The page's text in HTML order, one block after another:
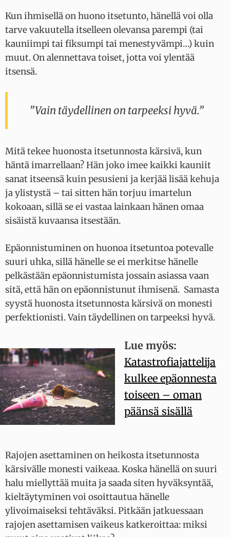
Kun ihmisellä on huono itsetunto, hänellä voi olla
tarve vakuutella itselleen olevansa parempi (tai
kauniimpi tai fiksumpi tai menestyvämpi…) kuin
muut. On alennettava toiset, jotta voi ylentää
itsensä.
”Vain täydellinen on tarpeeksi hyvä.”
Mitä tekee huonosta itsetunnosta kärsivä, kun
häntä imarrellaan? Hän joko imee kaikki kauniit
sanat itseensä kuin pesusieni ja kerjää lisää kehuja
ja ylistystä – tai sitten hän torjuu imartelun
kokoaan, sillä se ei vastaa lainkaan hänen omaa
sisäistä kuvaansa itsestään.
Epäonnistuminen on huonoa itsetuntoa potevalle
suuri uhka, sillä hänelle se ei merkitse hänelle
pelkästään epäonnistumista jossain asiassa vaan
sitä, että hän on epäonnistunut ihmisenä. Samasta
syystä huonosta itsetunnosta kärsivä on monesti
perfektionisti. Vain täydellinen on tarpeeksi hyvä.
Lue myös:
Katastrofiajattelija
kulkee epäonnesta
toiseen – oman
päänsä sisällä
Rajojen asettaminen on heikosta itsetunnosta
kärsivälle monesti vaikeaa. Koska hänellä on suuri
halu miellyttää muita ja saada siten hyväksyntää,
kieltäytyminen voi osoittautua hänelle
ylivoimaiseksi tehtäväksi. Pitkään jatkuessaan
rajojen asettamisen vaikeus katkeroittaa: miksi